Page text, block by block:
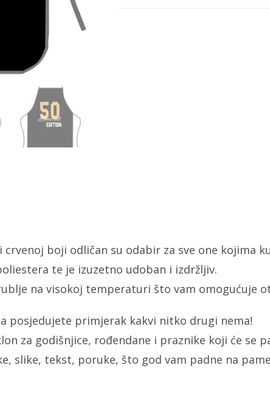
boji odličan su odabir za sve one kojima
te je izuzetno udoban i izdržljiv.
na visokoj temperaturi što vam omogućuje
posjedujete primjerak kakvi nitko drugi nema!
za godišnjice, rođendane i praznike koji će se
slike, tekst, poruke, što god vam padne na